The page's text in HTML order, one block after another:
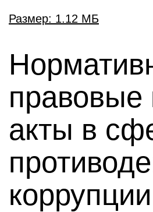
Размер: 1.12 МБ
правовые
акты в
коррупции